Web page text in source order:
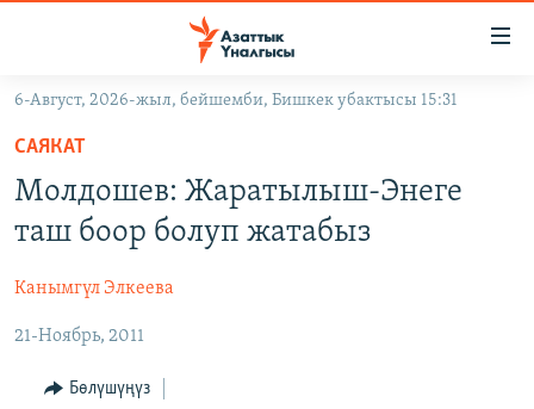
Навигацияга
өтүңүз
Издөөгө
салыңызКЫРГЫЗСТАН
ЭКОНОМИКА
МАДАНИЯТ
ДҮЙНӨ
БОРБОР АЗИЯ
АТАЙЫН ИЛИКТӨӨ
ТВ ПРОГРАММАЛАР
БҮГҮН АЗАТТЫКТА
ПОДКАСТ
6-Август, 2026-жыл, бейшемби, Бишкек убактысы 15:31
САЯКАТ
Молдошев: Жаратылыш-Энеге
таш боор болуп жатабыз
Канымгүл Элкеева
21-Ноябрь, 2011
Бөлүшүңүз